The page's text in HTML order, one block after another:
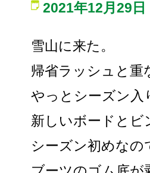
2021年12月29日
雪山に来た。
帰省ラッシュと重
やっとシーズン入
新しいボードとビ
シーズン初めなの